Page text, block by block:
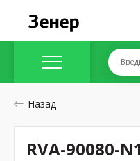
Назад
RVA-90080-